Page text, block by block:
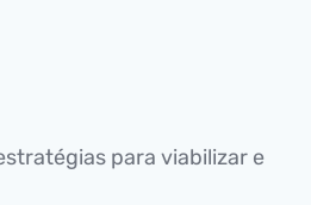
para viabilizar e